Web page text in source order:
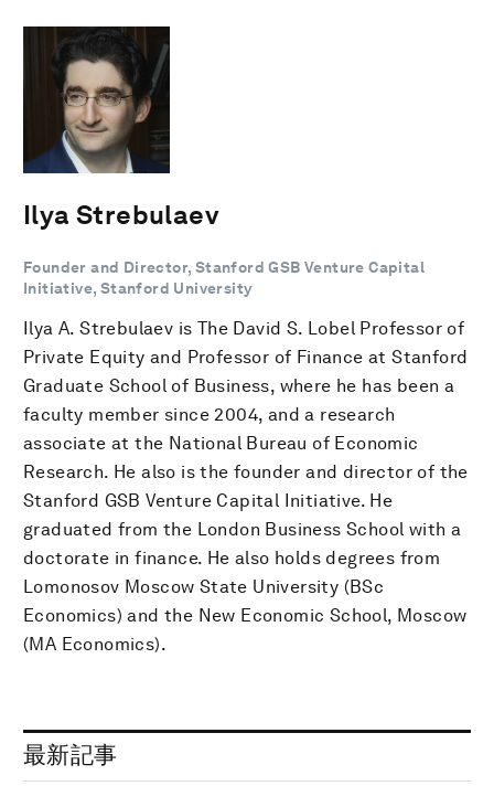
Ilya Strebulaev
Founder and Director, Stanford GSB Venture Capital
Initiative, Stanford University
Ilya A. Strebulaev is The David S. Lobel Professor of
Private Equity and Professor of Finance at Stanford
Graduate School of Business, where he has been a
faculty member since 2004, and a research
associate at the National Bureau of Economic
Research. He also is the founder and director of the
Stanford GSB Venture Capital Initiative. He
graduated from the London Business School with a
doctorate in finance. He also holds degrees from
Lomonosov Moscow State University (BSc
Economics) and the New Economic School, Moscow
(MA Economics).
最新記事